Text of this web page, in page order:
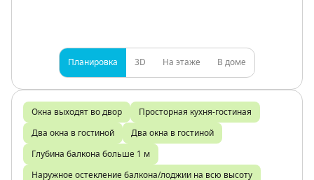
Планировка 3D На этаже В доме
Окна выходят во двор Просторная кухня-гостиная
Два окна в гостиной Два окна в гостиной
Глубина балкона больше 1 м
Наружное остекление балкона/лоджии на всю высоту